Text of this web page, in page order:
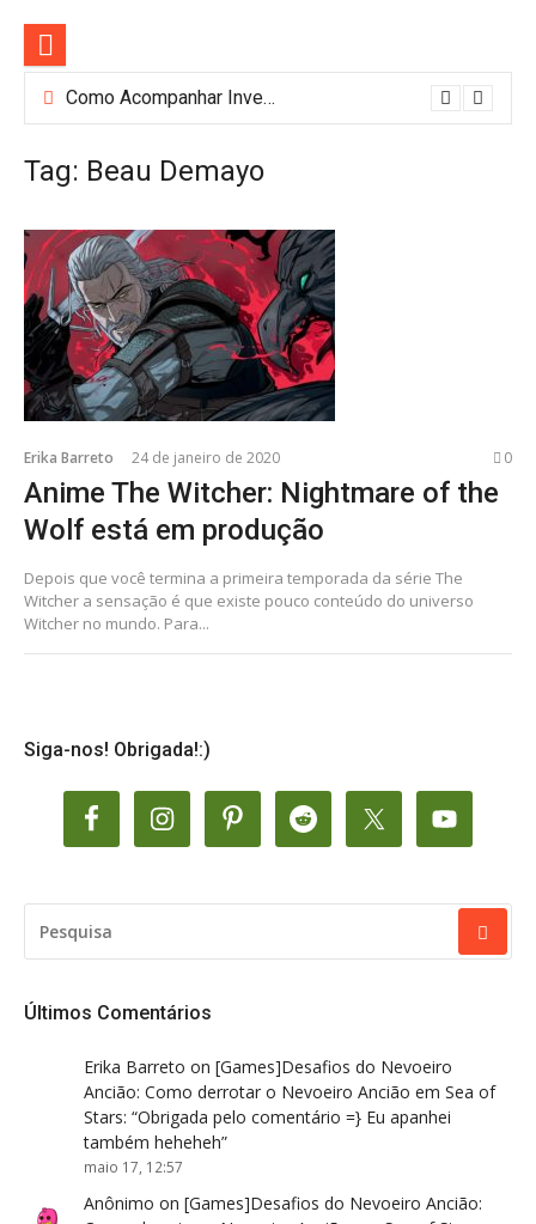
conteúdo
Como Acompanhar Investimentos de Forma Simples: Conheça o Investidor 10
Tag: Beau Demayo
Erika Barreto 24 de janeiro de 2020 0
Anime The Witcher: Nightmare of the
Wolf está em produção
Depois que você termina a primeira temporada da série The
Witcher a sensação é que existe pouco conteúdo do universo
Witcher no mundo. Para...
Siga-nos! Obrigada!:)
POR:
Últimos Comentários
Erika Barreto on [Games]Desafios do Nevoeiro
Ancião: Como derrotar o Nevoeiro Ancião em Sea of
Stars: “Obrigada pelo comentário =} Eu apanhei
também heheheh”
maio 17, 12:57
Anônimo on [Games]Desafios do Nevoeiro Ancião: